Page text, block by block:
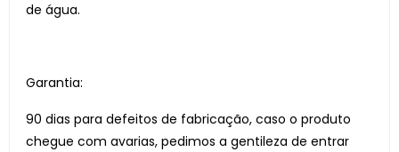
de água.
Garantia:
90 dias para defeitos de fabricação, caso o produto
chegue com avarias, pedimos a gentileza de entrar